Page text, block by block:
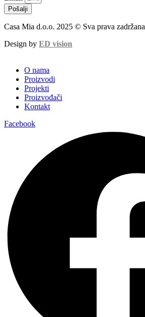
Pošalji
Casa Mia d.o.o. 2025 © Sva prava zadržana
Design by ED vision
O nama
Proizvodi
Projekti
Proizvođači
Kontakt
Facebook